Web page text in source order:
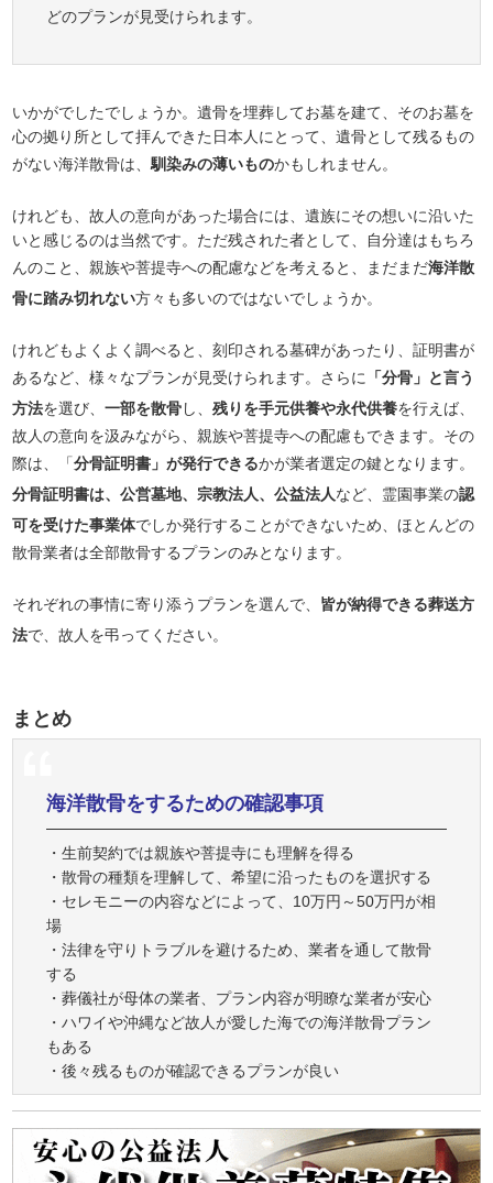
どのプランが見受けられます。
いかがでしたでしょうか。遺骨を埋葬してお墓を建て、そのお墓を
心の拠り所として拝んできた日本人にとって、遺骨として残るもの
がない海洋散骨は、馴染みの薄いものかもしれません。
けれども、故人の意向があった場合には、遺族にその想いに沿いた
いと感じるのは当然です。ただ残された者として、自分達はもちろ
んのこと、親族や菩提寺への配慮などを考えると、まだまだ海洋散
骨に踏み切れない方々も多いのではないでしょうか。
けれどもよくよく調べると、刻印される墓碑があったり、証明書が
あるなど、様々なプランが見受けられます。さらに 「分骨」と言う
方法を選び、一部を散骨し、残りを手元供養や永代供養を行えば、
故人の意向を汲みながら、親族や菩提寺への配慮もできます。その
際は、「分骨証明書」が発行できるかが業者選定の鍵となります。
分骨証明書は、公営墓地、宗教法人、公益法人など、霊園事業の認
可を受けた事業体でしか発行することができないため、ほとんどの
散骨業者は全部散骨するプランのみとなります。
それぞれの事情に寄り添うプランを選んで、 皆が納得できる葬送方
法で、故人を弔ってください。
まとめ
海洋散骨をするための確認事項
・生前契約では親族や菩提寺にも理解を得る
・散骨の種類を理解して、希望に沿ったものを選択する
・セレモニーの内容などによって、10万円～50万円が相
場
・法律を守りトラブルを避けるため、業者を通して散骨
する
・葬儀社が母体の業者、プラン内容が明瞭な業者が安心
・ハワイや沖縄など故人が愛した海での海洋散骨プラン
もある
・後々残るものが確認できるプランが良い